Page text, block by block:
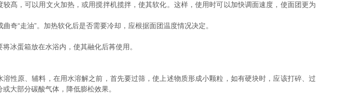
髙，可以用文火加热，或用搅拌机揽拌，使其软化。这样，使用时可以加快调面速度，使面团更为
奇“走油”。加热软化后是否需要冷却，应根据面团温度情况决定。
冰蛋箱放在水浴内，使其融化后苒使用。
性原、辅料，在用水溶解之前，首先要过筛，使上述物质形成小颗粒，如有硬块时，应该打碎、过
大部分碳酸气体，降低膨松效果。